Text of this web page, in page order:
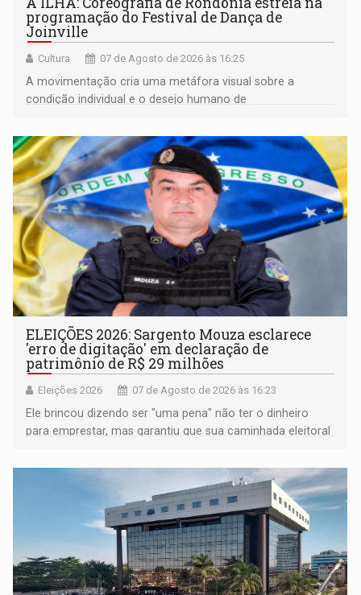
programação do Festival de Dança de
Joinville
Cultura 07 de Agosto de 2026 às 16:25
A movimentação cria uma metáfora visual sobre a
condição individual e o desejo humano de
ELEIÇÕES 2026: Sargento Mouza esclarece
'erro de digitação' em declaração de
patrimônio de R$ 29 milhões
Eleições 2026 07 de Agosto de 2026 às 16:23
Ele brincou dizendo ser "uma pena" não ter o dinheiro
para emprestar, mas garantiu que sua caminhada eleitoral